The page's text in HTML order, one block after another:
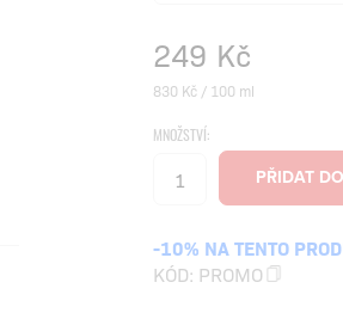
249 Kč
830 Kč / 100 ml
MNOŽSTVÍ:
-10% NA TENTO
KÓD: PROMO